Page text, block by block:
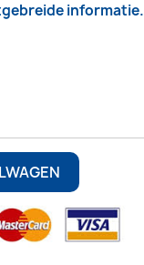
informatie.